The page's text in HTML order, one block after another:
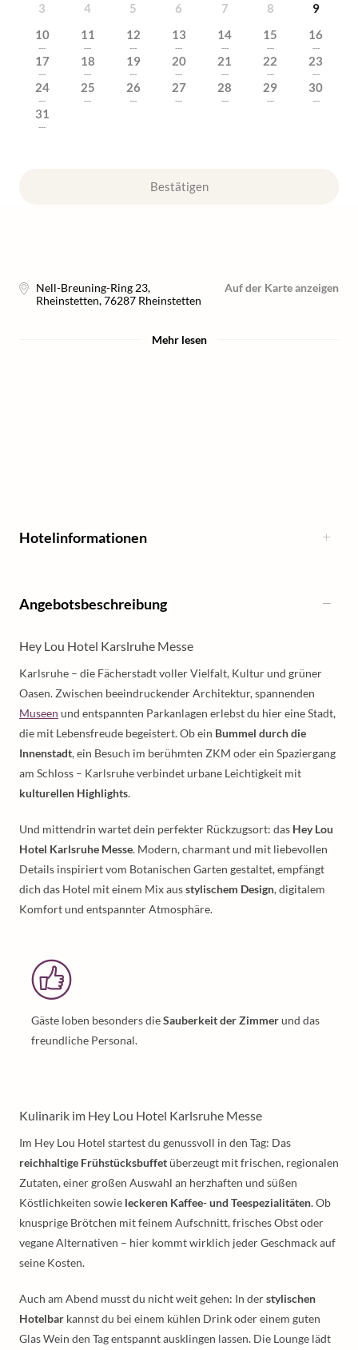
3
4 5 6 7 8
9
10
---
11
---
12
---
13
---
14
---
15
---
16
---
17
---
18
---
19
---
20
---
21
---
22
---
23
---
24
---
25
---
26
---
27
---
28
---
29
---
30
---
31
---
Bestätigen
Nell-Breuning-Ring 23,
Rheinstetten,76287 Rheinstetten
Auf der Karte anzeigen
Mehr lesen
Hotelinformationen
Angebotsbeschreibung
Hey Lou Hotel Karslruhe Messe
Karlsruhe – die Fächerstadt voller Vielfalt, Kultur und grüner
Oasen. Zwischen beeindruckender Architektur, spannenden
Museen und entspannten Parkanlagen erlebst du hier eine Stadt,
die mit Lebensfreude begeistert. Ob ein Bummel durch die
Innenstadt, ein Besuch im berühmten ZKM oder ein Spaziergang
am Schloss – Karlsruhe verbindet urbane Leichtigkeit mit
kulturellen Highlights.
Und mittendrin wartet dein perfekter Rückzugsort: das Hey Lou
Hotel Karlsruhe Messe. Modern, charmant und mit liebevollen
Details inspiriert vom Botanischen Garten gestaltet, empfängt
dich das Hotel mit einem Mix ausstylischem Design, digitalem
Komfort und entspannter Atmosphäre.
Gäste loben besonders dieSauberkeit der Zimmerund das
freundliche Personal.
Kulinarik im Hey Lou Hotel Karlsruhe Messe
Im Hey Lou Hotel startest du genussvoll in den Tag: Das
reichhaltige Frühstücksbuffetüberzeugt mit frischen, regionalen
Zutaten, einer großen Auswahl an herzhaften und süßen
Köstlichkeiten sowie leckeren Kaffee- und Teespezialitäten. Ob
knusprige Brötchen mit feinem Aufschnitt, frisches Obst oder
vegane Alternativen – hier kommt wirklich jeder Geschmack auf
seine Kosten.
Auch am Abend musst du nicht weit gehen: In derstylischen
Hotelbar kannst du bei einem kühlen Drink oder einem guten
Glas Wein den Tag entspannt ausklingen lassen. Die Lounge lädt